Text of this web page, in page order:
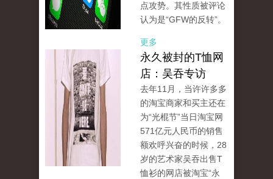
点攻势。其性质被评论
认为是“GFW的反转”。
更多
永久被封的T恤网
店：吴吞专访
去年11月，当许许多多
的淘宝商家和买主还在
为“光棍节”当日淘宝网
571亿元人民币的销售
额欢呼兴奋的时候，28
岁的艺术家吴吞出售T
恤衫的网店被淘宝“永